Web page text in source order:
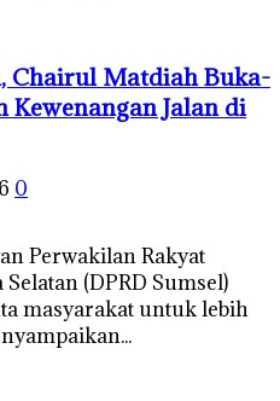
Chairul Matdiah Buka-
Kewenangan Jalan di
0
Perwakilan Rakyat
(DPRD Sumsel)
masyarakat untuk lebih